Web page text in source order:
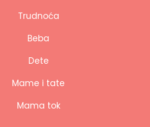
Trudnoća
Beba
Dete
Mame i tate
Mama tok